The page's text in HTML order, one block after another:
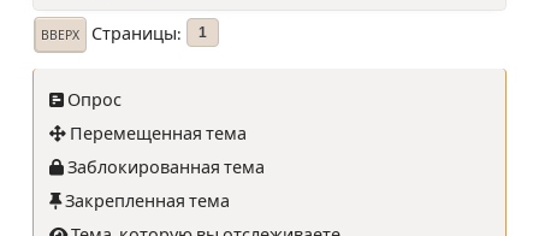
ВВЕРХ Страницы 1
Опрос
Перемещенная тема
Заблокированная тема
Закрепленная тема